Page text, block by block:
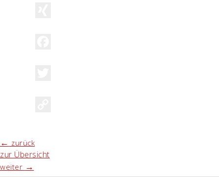
← zurück
zur Übersicht
weiter →